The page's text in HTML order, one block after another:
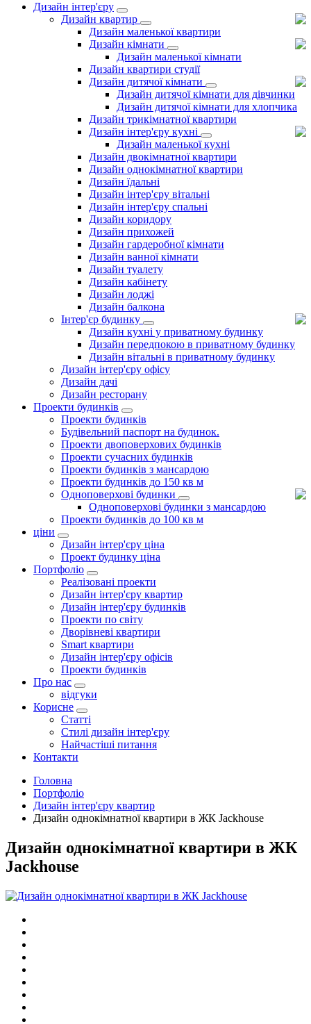
Дизайн інтер'єру
Дизайн квартир
Дизайн маленької квартири
Дизайн кімнати
Дизайн маленької кімнати
Дизайн квартири студії
Дизайн дитячої кімнати
Дизайн дитячої кімнати для дівчинки
Дизайн дитячої кімнати для хлопчика
Дизайн трикімнатної квартири
Дизайн інтер'єру кухні
Дизайн маленької кухні
Дизайн двокімнатної квартири
Дизайн однокімнатної квартири
Дизайн їдальні
Дизайн інтер'єру вітальні
Дизайн інтер'єру спальні
Дизайн коридору
Дизайн прихожей
Дизайн гардеробної кімнати
Дизайн ванної кімнати
Дизайн туалету
Дизайн кабінету
Дизайн лоджі
Дизайн балкона
Інтер'єр будинку
Дизайн кухні у приватному будинку
Дизайн передпокою в приватному будинку
Дизайн вітальні в приватному будинку
Дизайн інтер'єру офісу
Дизайн дачі
Дизайн ресторану
Проекти будинків
Проекти будинків
Будівельний паспорт на будинок.
Проекти двоповерхових будинків
Проекти сучасних будинків
Проекти будинків з мансардою
Проекти будинків до 150 кв м
Одноповерхові будинки
Одноповерхові будинки з мансардою
Проекти будинків до 100 кв м
ціни
Дизайн інтер'єру ціна
Проект будинку ціна
Портфоліо
Реалізовані проекти
Дизайн інтер'єру квартир
Дизайн інтер'єру будинків
Проекти по світу
Дворівневі квартири
Smart квартири
Дизайн інтер'єру офісів
Проекти будинків
Про нас
відгуки
Корисне
Статті
Cтилі дизайн інтер'єру
Найчастіші питання
Контакти
Головна
Портфоліо
Дизайн інтер'єру квартир
Дизайн однокімнатної квартири в ЖК Jackhouse
Дизайн однокімнатної квартири в ЖК
Jackhouse